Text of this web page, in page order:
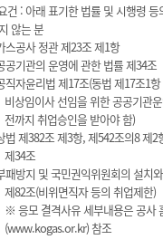
건 : 아래 표기한 법률 및 시행령 등
않는 분
스공사 정관 제23조 제1항
공기관의 운영에 관한 법률 제34조
직자윤리법 제17조(동법 제17조1
비상임이사 선임을 위한 공공기관
전까지 취업승인을 받아야 함)
법 제382조 제3항, 제542조의8 제2
제34조
패방지 및 국민권익위원회의 설치
제82조(비위면직자 등의 취업제한)
※ 응모 결격사유 세부내용은 공사
(www.kogas.or.kr) 참조